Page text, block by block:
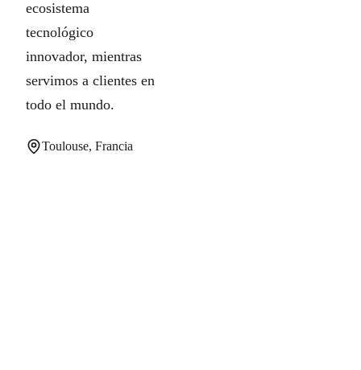
ecosistema
tecnológico
innovador, mientras
servimos a clientes en
todo el mundo.
Toulouse, Francia